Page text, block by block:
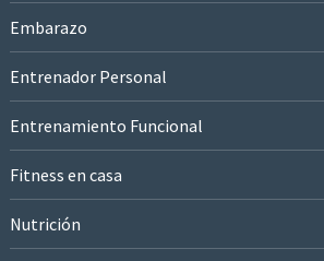
Embarazo
Entrenador Personal
Entrenamiento Funcional
Fitness en casa
Nutrición